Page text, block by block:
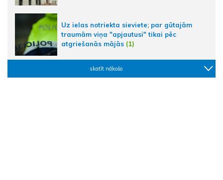
Uz ielas notriekta sieviete; par gūtajām
traumām viņa "apjautusi" tikai pēc
atgriešanās mājās (1)
skatīt nākošo